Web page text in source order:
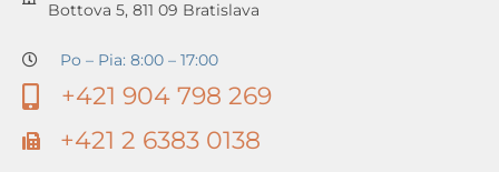
Bottova 5, 811 09 Bratislava
Po – Pia: 8:00 – 17:00
+421 904 798 269
+421 2 6383 0138